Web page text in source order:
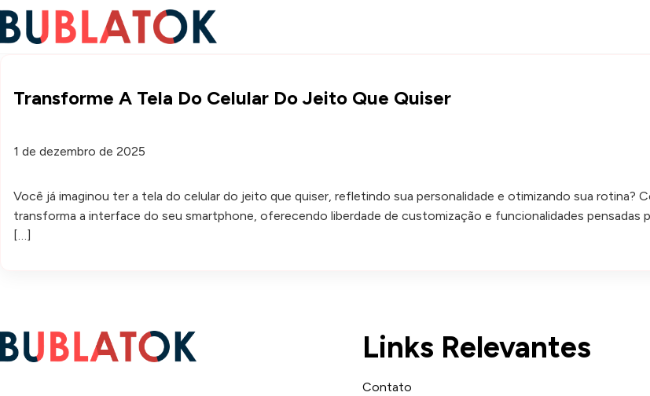
Transforme A Tela Do Celular Do Jeito Que Quiser
1 de dezembro de 2025
Você já imaginou ter a tela do celular do jeito que quiser, refletindo sua personalidade e otimizando sua rotina?
transforma a interface do seu smartphone, oferecendo liberdade de customização e funcionalidades pensadas
[…]
Links Relevantes
Contato